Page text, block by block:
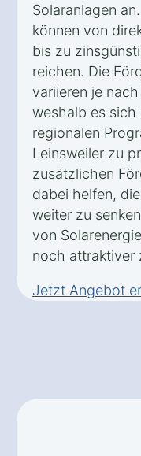
Solaranlagen
können von
bis zu
reichen. Die
variieren je
weshalb es sich
regionalen
Leinsweiler zu
zusätzlichen
dabei helfen,
weiter zu
von
noch attraktiver
Jetzt Angebot